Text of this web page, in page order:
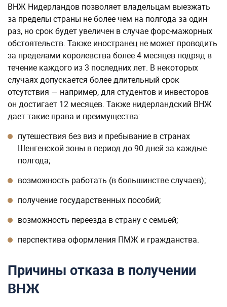
ВНЖ Нидерландов позволяет владельцам выезжать
за пределы страны не более чем на полгода за один
раз, но срок будет увеличен в случае форс-мажорных
обстоятельств. Также иностранец не может проводить
за пределами королевства более 4 месяцев подряд в
течение каждого из 3 последних лет. В некоторых
случаях допускается более длительный срок
отсутствия — например, для студентов и инвесторов
он достигает 12 месяцев. Также нидерландский ВНЖ
дает такие права и преимущества:
путешествия без виз и пребывание в странах
Шенгенской зоны в период до 90 дней за каждые
полгода;
возможность работать (в большинстве случаев);
получение государственных пособий;
возможность переезда в страну с семьей;
перспектива оформления ПМЖ и гражданства.
Причины отказа в получении
ВНЖ